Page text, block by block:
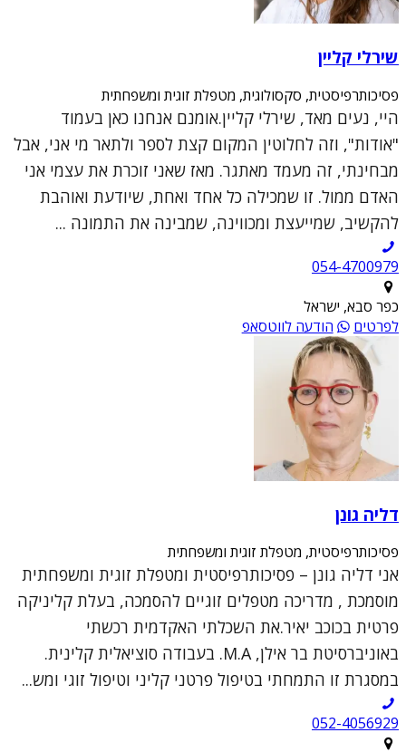
שירלי קליין
פסיכותרפיסטית, סקסולוגית, מטפלת זוגית ומשפחתית
היי, נעים מאד, שירלי קליין.אומנם אנחנו כאן בעמוד
"אודות", וזה לחלוטין המקום קצת לספר ולתאר מי אני, אבל
מבחינתי, זה מעמד מאתגר. מאז שאני זוכרת את עצמי אני
האדם ממול. זו שמכילה כל אחד ואחת, שיודעת ואוהבת
להקשיב, שמייעצת ומכווינה, שמבינה את התמונה ...
054-4700979
כפר סבא, ישראל
לפרטים
הודעה לווטסאפ
דליה גונן
פסיכותרפיסטית, מטפלת זוגית ומשפחתית
אני דליה גונן – פסיכותרפיסטית ומטפלת זוגית ומשפחתית
מוסמכת , מדריכה מטפלים זוגיים להסמכה, בעלת קליניקה
פרטית בכוכב יאיר.את השכלתי האקדמית רכשתי
באוניברסיטת בר אילן, M.A. בעבודה סוציאלית קלינית.
במסגרת זו התמחתי בטיפול פרטני קליני וטיפול זוגי ומש...
052-4056929